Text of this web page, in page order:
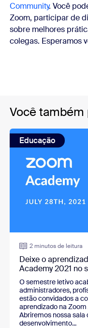
Community. Você
Zoom, participar de
sobre melhores
colegas. Esperamos
Você
Educação
2 minutos de leitura
Deixe o
Academy 2021 no
O semestre letivo
administradores,
estão convidados a
aprendizado na
Abriremos nossa sala
desenvolvimento...